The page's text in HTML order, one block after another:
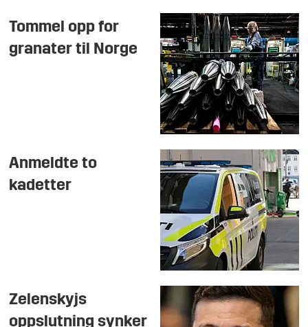
Tommel opp for
granater til Norge
Anmeldte to
kadetter
Zelenskyjs
oppslutning synker